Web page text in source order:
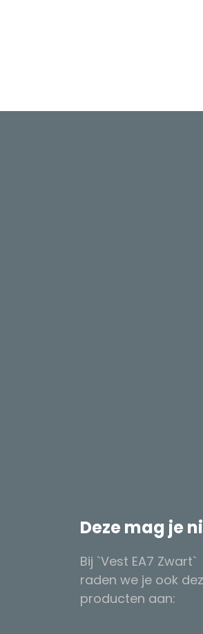
Deze mag je
Bij `Vest EA7 Zwart`
raden we je ook
producten aan: